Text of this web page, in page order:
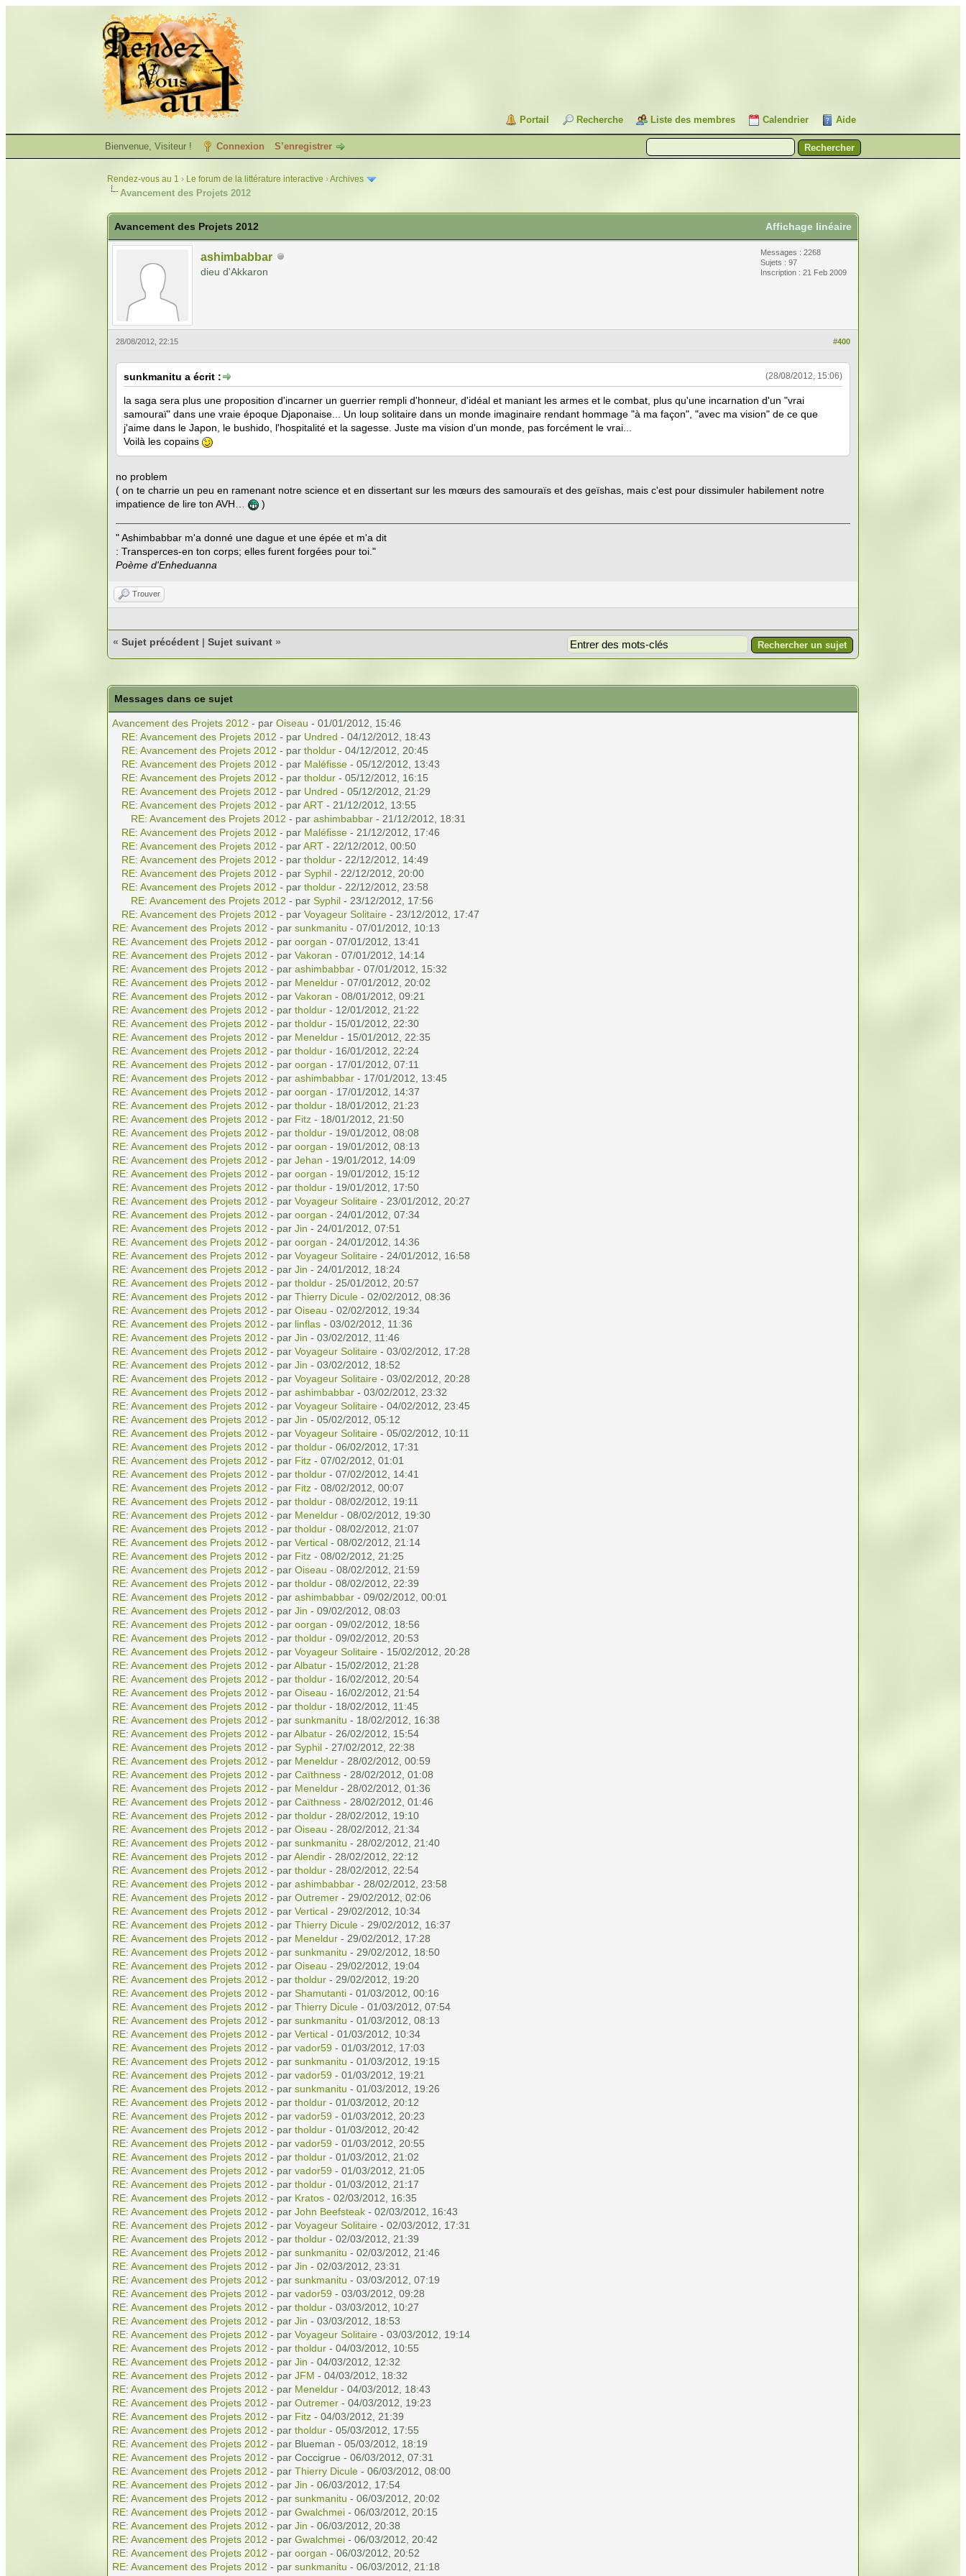
Portail Recherche Liste des membres Calendrier Aide
Bienvenue, Visiteur ! Connexion S’enregistrer
Rendez-vous au 1 › Le forum de la littérature interactive ›Archives
Avancement des Projets 2012
Affichage linéaire
Avancement des Projets 2012
ashimbabbar
dieu d'Akkaron
Messages : 2268
Sujets : 97
Inscription : 21 Feb 2009
#400
28/08/2012, 22:15
(28/08/2012, 15:06)
sunkmanitu a écrit :
la saga sera plus une proposition d'incarner un guerrier rempli d'honneur, d'idéal et maniant les armes et le combat, plus qu'une incarnation d'un "vrai
samouraï" dans une vraie époque Djaponaise... Un loup solitaire dans un monde imaginaire rendant hommage "à ma façon", "avec ma vision" de ce que
j'aime dans le Japon, le bushido, l'hospitalité et la sagesse. Juste ma vision d'un monde, pas forcément le vrai...
Voilà les copains
no problem
( on te charrie un peu en ramenant notre science et en dissertant sur les mœurs des samouraïs et des geïshas, mais c'est pour dissimuler habilement notre
impatience de lire ton AVH…
)
" Ashimbabbar m'a donné une dague et une épée et m'a dit
: Transperces-en ton corps; elles furent forgées pour toi."
Poème d'Enheduanna
Trouver
« Sujet précédent| Sujet suivant»
Messages dans ce sujet
Avancement des Projets 2012 - par Oiseau - 01/01/2012, 15:46
RE: Avancement des Projets 2012 - par Undred - 04/12/2012, 18:43
RE: Avancement des Projets 2012 - par tholdur- 04/12/2012, 20:45
RE: Avancement des Projets 2012 - par Maléfisse- 05/12/2012, 13:43
RE: Avancement des Projets 2012 - par tholdur- 05/12/2012, 16:15
RE: Avancement des Projets 2012 - par Undred - 05/12/2012, 21:29
RE: Avancement des Projets 2012 - parART- 21/12/2012, 13:55
RE: Avancement des Projets 2012 - par ashimbabbar- 21/12/2012, 18:31
RE: Avancement des Projets 2012 - par Maléfisse- 21/12/2012, 17:46
RE: Avancement des Projets 2012 - parART- 22/12/2012, 00:50
RE: Avancement des Projets 2012 - par tholdur- 22/12/2012, 14:49
RE: Avancement des Projets 2012 - par Syphil- 22/12/2012, 20:00
RE: Avancement des Projets 2012 - par tholdur- 22/12/2012, 23:58
RE: Avancement des Projets 2012 - par Syphil- 23/12/2012, 17:56
RE: Avancement des Projets 2012 - par Voyageur Solitaire- 23/12/2012, 17:47
RE: Avancement des Projets 2012 - par sunkmanitu - 07/01/2012, 10:13
RE: Avancement des Projets 2012 - par oorgan - 07/01/2012, 13:41
RE: Avancement des Projets 2012 - par Vakoran - 07/01/2012, 14:14
RE: Avancement des Projets 2012 - par ashimbabbar- 07/01/2012, 15:32
RE: Avancement des Projets 2012 - par Meneldur- 07/01/2012, 20:02
RE: Avancement des Projets 2012 - par Vakoran - 08/01/2012, 09:21
RE: Avancement des Projets 2012 - par tholdur- 12/01/2012, 21:22
RE: Avancement des Projets 2012 - par tholdur- 15/01/2012, 22:30
RE: Avancement des Projets 2012 - par Meneldur- 15/01/2012, 22:35
RE: Avancement des Projets 2012 - par tholdur- 16/01/2012, 22:24
RE: Avancement des Projets 2012 - par oorgan - 17/01/2012, 07:11
RE: Avancement des Projets 2012 - par ashimbabbar- 17/01/2012, 13:45
RE: Avancement des Projets 2012 - par oorgan - 17/01/2012, 14:37
RE: Avancement des Projets 2012 - par tholdur- 18/01/2012, 21:23
RE: Avancement des Projets 2012 - par Fitz- 18/01/2012, 21:50
RE: Avancement des Projets 2012 - par tholdur- 19/01/2012, 08:08
RE: Avancement des Projets 2012 - par oorgan - 19/01/2012, 08:13
RE: Avancement des Projets 2012 - par Jehan - 19/01/2012, 14:09
RE: Avancement des Projets 2012 - par oorgan - 19/01/2012, 15:12
RE: Avancement des Projets 2012 - par tholdur- 19/01/2012, 17:50
RE: Avancement des Projets 2012 - par Voyageur Solitaire- 23/01/2012, 20:27
RE: Avancement des Projets 2012 - par oorgan - 24/01/2012, 07:34
RE: Avancement des Projets 2012 - par Jin - 24/01/2012, 07:51
RE: Avancement des Projets 2012 - par oorgan - 24/01/2012, 14:36
RE: Avancement des Projets 2012 - par Voyageur Solitaire- 24/01/2012, 16:58
RE: Avancement des Projets 2012 - par Jin - 24/01/2012, 18:24
RE: Avancement des Projets 2012 - par tholdur- 25/01/2012, 20:57
RE: Avancement des Projets 2012 - par Thierry Dicule- 02/02/2012, 08:36
RE: Avancement des Projets 2012 - par Oiseau - 02/02/2012, 19:34
RE: Avancement des Projets 2012 - par linflas- 03/02/2012, 11:36
RE: Avancement des Projets 2012 - par Jin - 03/02/2012, 11:46
RE: Avancement des Projets 2012 - par Voyageur Solitaire- 03/02/2012, 17:28
RE: Avancement des Projets 2012 - par Jin - 03/02/2012, 18:52
RE: Avancement des Projets 2012 - par Voyageur Solitaire- 03/02/2012, 20:28
RE: Avancement des Projets 2012 - par ashimbabbar- 03/02/2012, 23:32
RE: Avancement des Projets 2012 - par Voyageur Solitaire- 04/02/2012, 23:45
RE: Avancement des Projets 2012 - par Jin - 05/02/2012, 05:12
RE: Avancement des Projets 2012 - par Voyageur Solitaire- 05/02/2012, 10:11
RE: Avancement des Projets 2012 - par tholdur- 06/02/2012, 17:31
RE: Avancement des Projets 2012 - par Fitz- 07/02/2012, 01:01
RE: Avancement des Projets 2012 - par tholdur- 07/02/2012, 14:41
RE: Avancement des Projets 2012 - par Fitz- 08/02/2012, 00:07
RE: Avancement des Projets 2012 - par tholdur- 08/02/2012, 19:11
RE: Avancement des Projets 2012 - par Meneldur- 08/02/2012, 19:30
RE: Avancement des Projets 2012 - par tholdur- 08/02/2012, 21:07
RE: Avancement des Projets 2012 - par Vertical- 08/02/2012, 21:14
RE: Avancement des Projets 2012 - par Fitz- 08/02/2012, 21:25
RE: Avancement des Projets 2012 - par Oiseau - 08/02/2012, 21:59
RE: Avancement des Projets 2012 - par tholdur- 08/02/2012, 22:39
RE: Avancement des Projets 2012 - par ashimbabbar- 09/02/2012, 00:01
RE: Avancement des Projets 2012 - par Jin - 09/02/2012, 08:03
RE: Avancement des Projets 2012 - par oorgan - 09/02/2012, 18:56
RE: Avancement des Projets 2012 - par tholdur- 09/02/2012, 20:53
RE: Avancement des Projets 2012 - par Voyageur Solitaire- 15/02/2012, 20:28
RE: Avancement des Projets 2012 - parAlbatur- 15/02/2012, 21:28
RE: Avancement des Projets 2012 - par tholdur- 16/02/2012, 20:54
RE: Avancement des Projets 2012 - par Oiseau - 16/02/2012, 21:54
RE: Avancement des Projets 2012 - par tholdur- 18/02/2012, 11:45
RE: Avancement des Projets 2012 - par sunkmanitu - 18/02/2012, 16:38
RE: Avancement des Projets 2012 - parAlbatur- 26/02/2012, 15:54
RE: Avancement des Projets 2012 - par Syphil- 27/02/2012, 22:38
RE: Avancement des Projets 2012 - par Meneldur- 28/02/2012, 00:59
RE: Avancement des Projets 2012 - par Caïthness- 28/02/2012, 01:08
RE: Avancement des Projets 2012 - par Meneldur- 28/02/2012, 01:36
RE: Avancement des Projets 2012 - par Caïthness- 28/02/2012, 01:46
RE: Avancement des Projets 2012 - par tholdur- 28/02/2012, 19:10
RE: Avancement des Projets 2012 - par Oiseau - 28/02/2012, 21:34
RE: Avancement des Projets 2012 - par sunkmanitu - 28/02/2012, 21:40
RE: Avancement des Projets 2012 - parAlendir- 28/02/2012, 22:12
RE: Avancement des Projets 2012 - par tholdur- 28/02/2012, 22:54
RE: Avancement des Projets 2012 - par ashimbabbar- 28/02/2012, 23:58
RE: Avancement des Projets 2012 - par Outremer- 29/02/2012, 02:06
RE: Avancement des Projets 2012 - par Vertical- 29/02/2012, 10:34
RE: Avancement des Projets 2012 - par Thierry Dicule- 29/02/2012, 16:37
RE: Avancement des Projets 2012 - par Meneldur- 29/02/2012, 17:28
RE: Avancement des Projets 2012 - par sunkmanitu - 29/02/2012, 18:50
RE: Avancement des Projets 2012 - par Oiseau - 29/02/2012, 19:04
RE: Avancement des Projets 2012 - par tholdur- 29/02/2012, 19:20
RE: Avancement des Projets 2012 - par Shamutanti- 01/03/2012, 00:16
RE: Avancement des Projets 2012 - par Thierry Dicule- 01/03/2012, 07:54
RE: Avancement des Projets 2012 - par sunkmanitu - 01/03/2012, 08:13
RE: Avancement des Projets 2012 - par Vertical- 01/03/2012, 10:34
RE: Avancement des Projets 2012 - par vador59- 01/03/2012, 17:03
RE: Avancement des Projets 2012 - par sunkmanitu - 01/03/2012, 19:15
RE: Avancement des Projets 2012 - par vador59- 01/03/2012, 19:21
RE: Avancement des Projets 2012 - par sunkmanitu - 01/03/2012, 19:26
RE: Avancement des Projets 2012 - par tholdur- 01/03/2012, 20:12
RE: Avancement des Projets 2012 - par vador59- 01/03/2012, 20:23
RE: Avancement des Projets 2012 - par tholdur- 01/03/2012, 20:42
RE: Avancement des Projets 2012 - par vador59- 01/03/2012, 20:55
RE: Avancement des Projets 2012 - par tholdur- 01/03/2012, 21:02
RE: Avancement des Projets 2012 - par vador59- 01/03/2012, 21:05
RE: Avancement des Projets 2012 - par tholdur- 01/03/2012, 21:17
RE: Avancement des Projets 2012 - par Kratos- 02/03/2012, 16:35
RE: Avancement des Projets 2012 - par John Beefsteak- 02/03/2012, 16:43
RE: Avancement des Projets 2012 - par Voyageur Solitaire- 02/03/2012, 17:31
RE: Avancement des Projets 2012 - par tholdur- 02/03/2012, 21:39
RE: Avancement des Projets 2012 - par sunkmanitu - 02/03/2012, 21:46
RE: Avancement des Projets 2012 - par Jin - 02/03/2012, 23:31
RE: Avancement des Projets 2012 - par sunkmanitu - 03/03/2012, 07:19
RE: Avancement des Projets 2012 - par vador59- 03/03/2012, 09:28
RE: Avancement des Projets 2012 - par tholdur- 03/03/2012, 10:27
RE: Avancement des Projets 2012 - par Jin - 03/03/2012, 18:53
RE: Avancement des Projets 2012 - par Voyageur Solitaire- 03/03/2012, 19:14
RE: Avancement des Projets 2012 - par tholdur- 04/03/2012, 10:55
RE: Avancement des Projets 2012 - par Jin - 04/03/2012, 12:32
RE: Avancement des Projets 2012 - par JFM - 04/03/2012, 18:32
RE: Avancement des Projets 2012 - par Meneldur- 04/03/2012, 18:43
RE: Avancement des Projets 2012 - par Outremer- 04/03/2012, 19:23
RE: Avancement des Projets 2012 - par Fitz- 04/03/2012, 21:39
RE: Avancement des Projets 2012 - par tholdur- 05/03/2012, 17:55
RE: Avancement des Projets 2012 - par Blueman - 05/03/2012, 18:19
RE: Avancement des Projets 2012 - par Coccigrue - 06/03/2012, 07:31
RE: Avancement des Projets 2012 - par Thierry Dicule- 06/03/2012, 08:00
RE: Avancement des Projets 2012 - par Jin - 06/03/2012, 17:54
RE: Avancement des Projets 2012 - par sunkmanitu - 06/03/2012, 20:02
RE: Avancement des Projets 2012 - par Gwalchmei- 06/03/2012, 20:15
RE: Avancement des Projets 2012 - par Jin - 06/03/2012, 20:38
RE: Avancement des Projets 2012 - par Gwalchmei- 06/03/2012, 20:42
RE: Avancement des Projets 2012 - par oorgan - 06/03/2012, 20:52
RE: Avancement des Projets 2012 - par sunkmanitu - 06/03/2012, 21:18